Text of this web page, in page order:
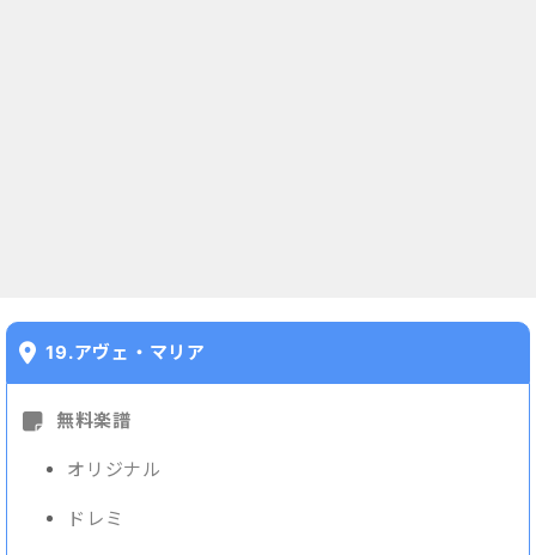
19.アヴェ・マリア
無料楽譜
オリジナル
ドレミ